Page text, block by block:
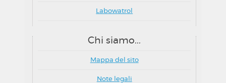
Labowatrol
Chi siamo...
Mappa del sito
Note legali